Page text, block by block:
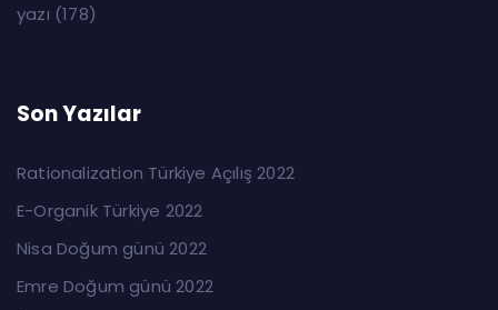
yazı (178)
Son Yazılar
Rationalization Türkiye Açılış 2022
E-Organik Türkiye 2022
Nisa Doğum günü 2022
Emre Doğum günü 2022